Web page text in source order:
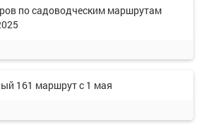
по садоводческим маршрутам
161 маршрут с 1 мая